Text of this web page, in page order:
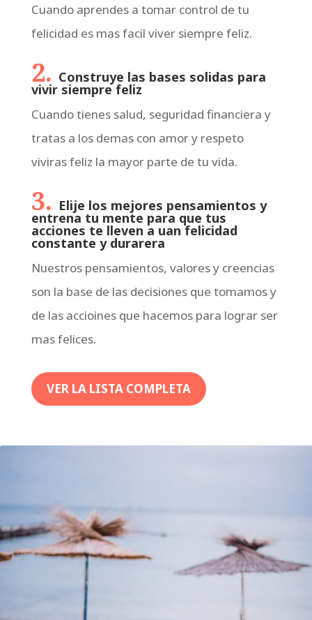
Cuando aprendes a tomar control de tu
felicidad es mas facil viver siempre feliz.
2. Construye las bases solidas para
vivir siempre feliz
Cuando tienes salud, seguridad financiera y
tratas a los demas con amor y respeto
viviras feliz la mayor parte de tu vida.
3. Elije los mejores pensamientos y
entrena tu mente para que tus
acciones te lleven a uan felicidad
constante y durarera
Nuestros pensamientos, valores y creencias
son la base de las decisiones que tomamos y
de las accioines que hacemos para lograr ser
mas felices.
VER LA LISTA COMPLETA